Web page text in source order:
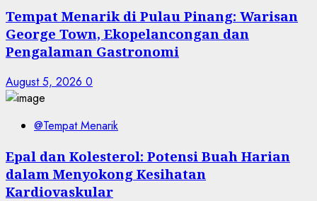
Tempat Menarik di Pulau Pinang: Warisan
George Town, Ekopelancongan dan
Pengalaman Gastronomi
August 5, 2026 0
@Tempat Menarik
Epal dan Kolesterol: Potensi Buah Harian
dalam Menyokong Kesihatan
Kardiovaskular